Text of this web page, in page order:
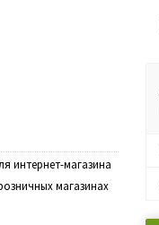
интернет-магазина
магазинах